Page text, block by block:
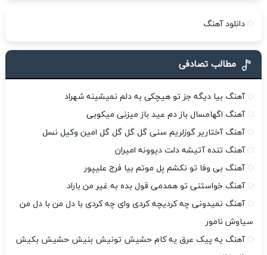
دانلود آهنگ
مطالب تصادفی
آهنگ بیا دیگه جز تو هیچکی به دلم نمیشینه شهراد
آهنگ اگهامسال باز دم عید باز میزنی میکوبی
آهنگ آختاریر گوزلریم سنی گل گل گل گل امین وکیل نسل
آهنگ تنده آتیشه دلت دیوونه امیران
آهنگ بی وفا تو نکشم بِل موتم بیا فرج علیپور
آهنگ خواستنی تو همدمی قول بده به غیر من باراد
آهنگ نمیدونی چه کردیچه کردی وای چه کردی با دل من با دل من
سیاوش نامور
آهنگ یه پیک عرق یه کام حشیش تونیش بنیش حشیش بکیش